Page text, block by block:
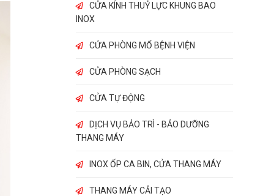
CỬA KÍNH THUỶ LỰC KHUNG BAO
INOX
CỬA PHÒNG MỔ BỆNH VIỆN
CỬA PHÒNG SẠCH
CỬA TỰ ĐỘNG
DỊCH VỤ BẢO TRÌ - BẢO DƯỠNG
THANG MÁY
INOX ỐP CA BIN, CỬA THANG MÁY
THANG MÁY CẢI TẠO